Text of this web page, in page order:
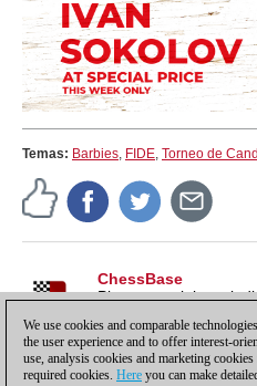
Temas: Barbies, FIDE, Torneo de
ChessBase
Pistas, tutoriales e
We use cookies and comparable
the user experience and to offer interest-
use, analysis cookies and marketing
required cookies. Here you can make